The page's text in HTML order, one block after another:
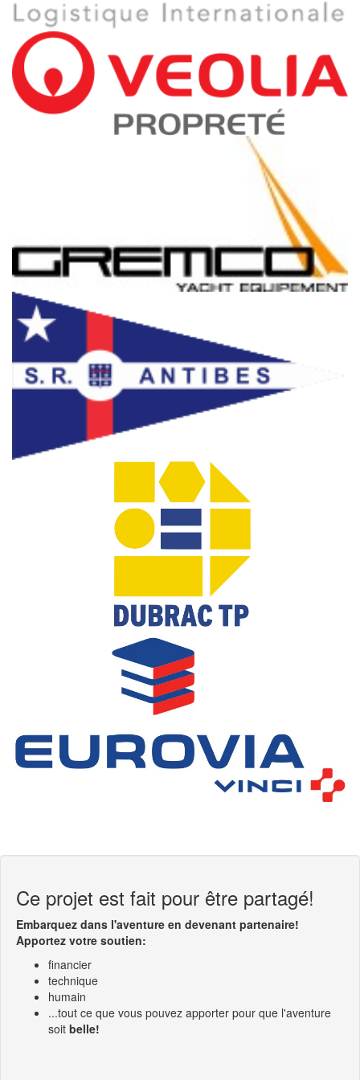
Ce projet est fait pour être partagé!
Embarquez dans l'aventure en devenant partenaire!
Apportez votre soutien:
financier
technique
humain
...tout ce que vous pouvez apporter pour que l'aventure
soit belle!